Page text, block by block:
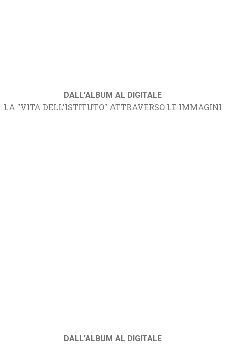
DALL'ALBUM AL DIGITALE
LA "VITA DELL'ISTITUTO" ATTRAVERSO LE IMMAGINI
DALL'ALBUM AL DIGITALE